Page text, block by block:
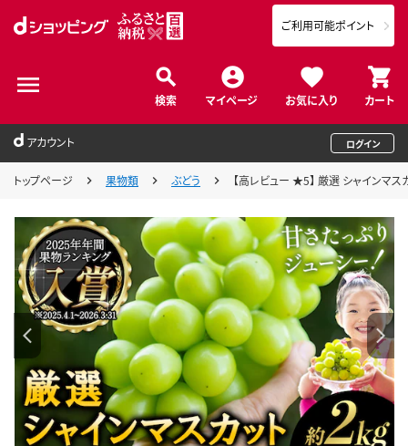
検索 マイページ お気に入り カート
ご利用可能ポイント
アカウント ログイン
トップページ 果物類 ぶどう 【高レビュー ★5】 厳選 シャインマ